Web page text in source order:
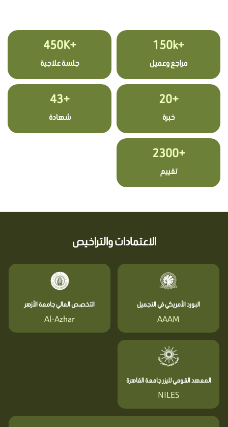
+150k
مراجع وعميل
+450K
جلسة علاجية
+20
خبرة
+43
شهادة
+2300
تقييم
الاعتمادات والتراخيص
البورد الأمريكي في التجميل
AAAM
التخصص العالي جامعة الأزهر
Al-Azhar
المعهد القومي لليزر جامعة القاهرة
NILES